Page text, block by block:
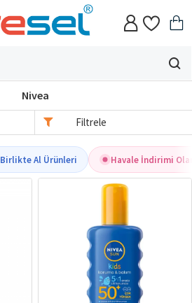
Nivea
Filtrele
Birlikte Al Ürünleri Havale İndirimi